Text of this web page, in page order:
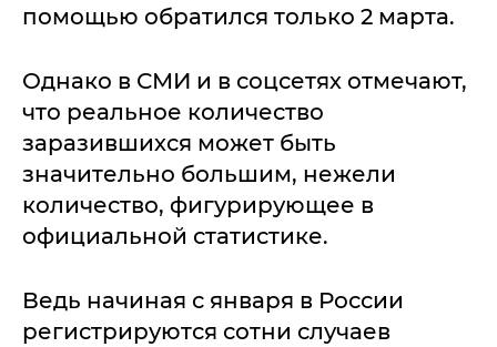
помощью обратился только 2 марта.
Однако в СМИ и в соцсетях отмечают,
что реальное количество
заразившихся может быть
значительно большим, нежели
количество, фигурирующее в
официальной статистике.
Ведь начиная с января в России
регистрируются сотни случаев